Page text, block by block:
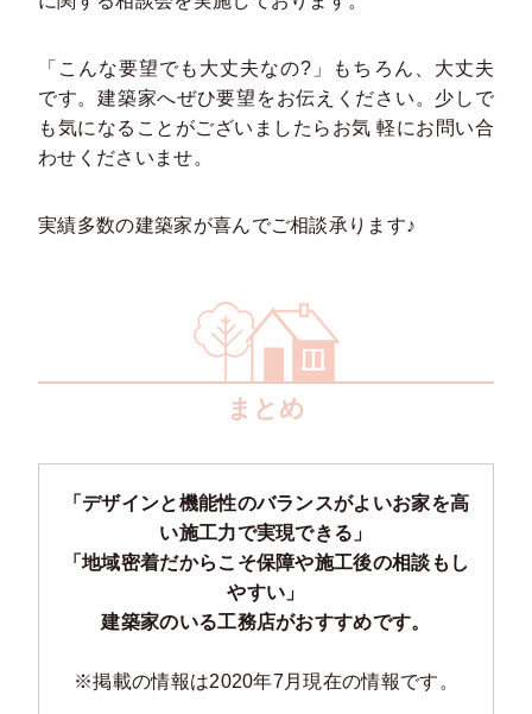
「こんな要望でも大丈夫なの?」もちろん、大丈夫
です。建築家へぜひ要望をお伝えください。少しで
も気になることがございましたらお気 軽にお問い合
わせくださいませ。
実績多数の建築家が喜んでご相談承ります♪
まとめ
「デザインと機能性のバランスがよいお家を高
い施工力で実現できる」
「地域密着だからこそ保障や施工後の相談もし
やすい」
建築家のいる工務店がおすすめです。
※掲載の情報は2020年7月現在の情報です。